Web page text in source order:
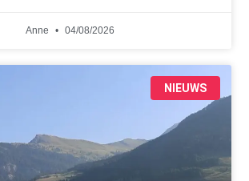
Anne 04/08/2026
NIEUWS